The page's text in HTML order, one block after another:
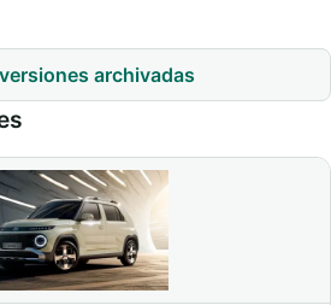
archivadas